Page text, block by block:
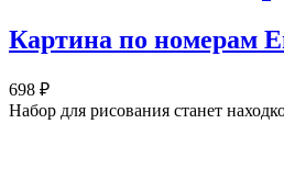
Картина по номерам
698 ₽
Набор для рисования станет